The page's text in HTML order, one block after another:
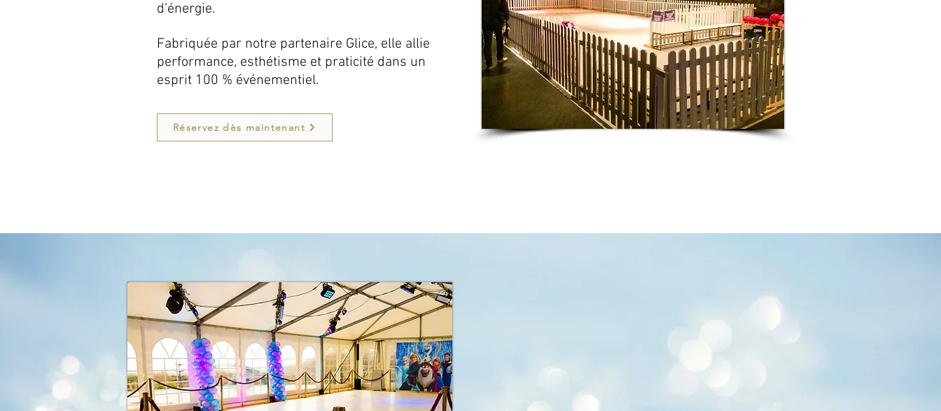
d’énergie.
Fabriquée par notre partenaire Glice, elle allie
performance, esthétisme et praticité dans un
esprit 100 % événementiel.
Réservez dès maintenant